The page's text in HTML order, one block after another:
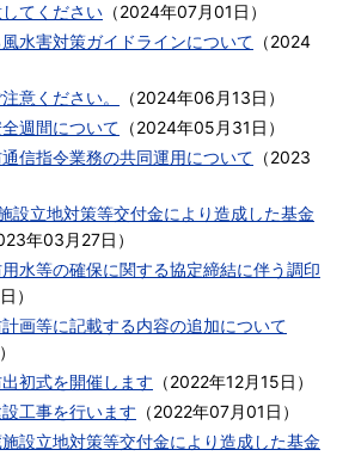
てください （2024年07月01日 ）
水害対策ガイドラインについて （2024
意ください。
（2024年06月13日 ）
週間について （2024年05月31日 ）
信指令業務の共同運用について （2023
設立地対策等交付金により造成した基金
年03月27日 ）
水等の確保に関する協定締結に伴う調印
）
画等に記載する内容の追加について
）
初式を開催します （2022年12月15日 ）
工事を行います （2022年07月01日 ）
設立地対策等交付金により造成した基金